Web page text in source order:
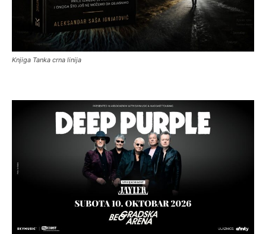
Knjiga Tanka crna linija